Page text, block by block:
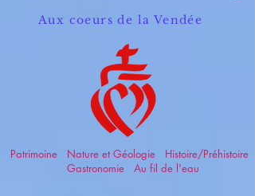
Aux coeurs de la Vendée
Patrimoine Nature et Géologie Histoire/Préhistoire
Gastronomie Au fil de l'eau